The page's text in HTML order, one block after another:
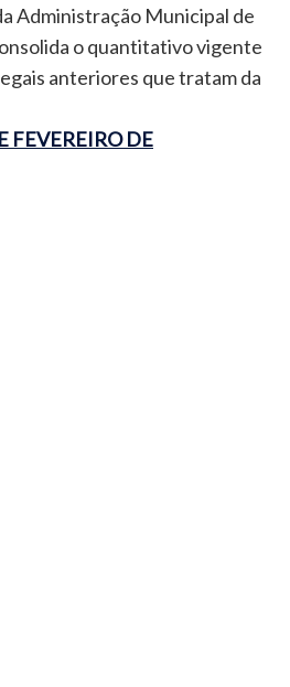
Administração Municipal de
o quantitativo vigente
anteriores que tratam da
FEVEREIRO DE